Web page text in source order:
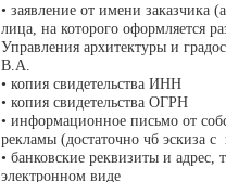
• заявление от имени заказчика
лица, на которого оформляется
Управления архитектуры и
В.А.
• копия свидетельства ИНН
• копия свидетельства ОГРН
• информационное письмо от
рекламы (достаточно чб эскиза
• банковские реквизиты и
электронном виде